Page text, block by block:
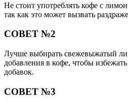
Не стоит употреблять кофе с
так как это может вызвать
СОВЕТ №2
Лучше выбирать свежевыжатый
добавления в кофе, чтобы
добавок.
СОВЕТ №3